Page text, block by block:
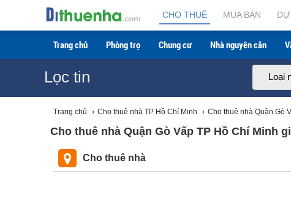
CHO THUÊ MUA BÁN
Trang chủ Phòng trọ Chung cư Nhà nguyên căn
Lọc tin Loại
Trang chủ › Cho thuê nhà TP Hồ Chí Minh › Cho thuê nhà Quận Gò
Cho thuê nhà Quận Gò Vấp TP Hồ Chí Minh
Cho thuê nhà